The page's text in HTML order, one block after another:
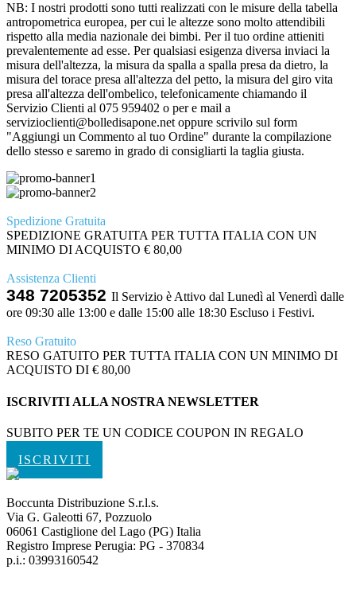
NB: I nostri prodotti sono tutti realizzati con le misure della tabella
antropometrica europea, per cui le altezze sono molto attendibili
rispetto alla media nazionale dei bimbi. Per il tuo ordine attieniti
prevalentemente ad esse. Per qualsiasi esigenza diversa inviaci la
misura dell'altezza, la misura da spalla a spalla presa da dietro, la
misura del torace presa all'altezza del petto, la misura del giro vita
presa all'altezza dell'ombelico, telefonicamente chiamando il
Servizio Clienti al 075 959402 o per e mail a
servizioclienti@bolledisapone.net oppure scrivilo sul form
"Aggiungi un Commento al tuo Ordine" durante la compilazione
dello stesso e saremo in grado di consigliarti la taglia giusta.
Spedizione Gratuita
SPEDIZIONE GRATUITA PER TUTTA ITALIA CON UN
MINIMO DI ACQUISTO € 80,00
Assistenza Clienti
348 7205352 Il Servizio è Attivo dal Lunedì al Venerdì dalle
ore 09:30 alle 13:00 e dalle 15:00 alle 18:30 Escluso i Festivi.
Reso Gratuito
RESO GATUITO PER TUTTA ITALIA CON UN MINIMO DI
ACQUISTO DI € 80,00
ISCRIVITI ALLA NOSTRA NEWSLETTER
SUBITO PER TE UN CODICE COUPON IN REGALO
ISCRIVITI
Boccunta Distribuzione S.r.l.s.
Via G. Galeotti 67, Pozzuolo
06061 Castiglione del Lago (PG) Italia
Registro Imprese Perugia: PG - 370834
p.i.: 03993160542